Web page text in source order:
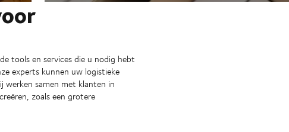
tools en services die u nodig hebt
experts kunnen uw logistieke
werken samen met klanten in
zoals een grotere